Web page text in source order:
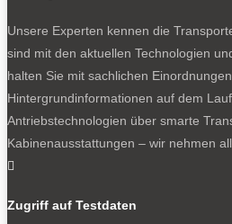
Unsere Experten kennen die
sind mit den aktuellen Technologien
halten Sie mit sachlichen
Hintergrundinformationen auf dem
Antriebstechnologien über smarte
Kabinenausstattungen – wir nehmen

Zugriff auf Testdaten